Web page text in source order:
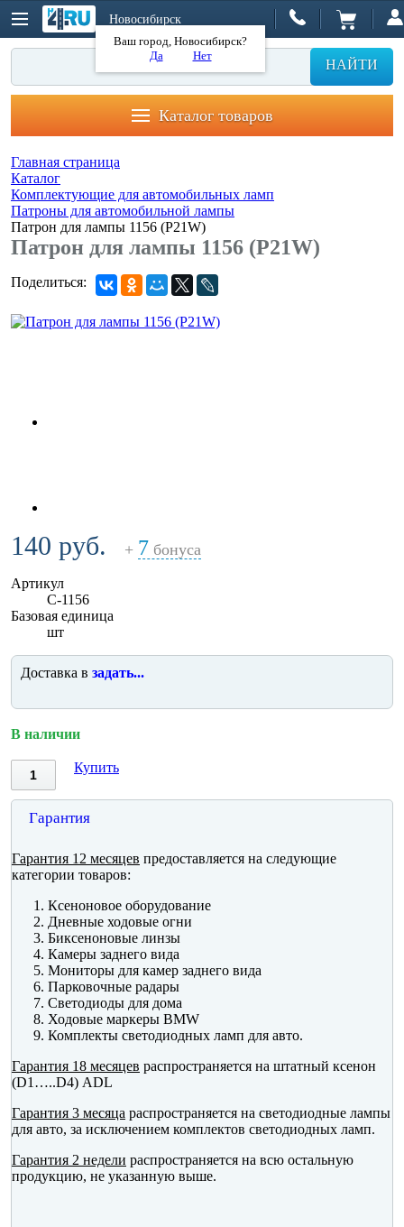
Новосибирск
Ваш город, Новосибирск?
Да
Нет
НАЙТИ
Каталог товаров
Главная страница
Каталог
Комплектующие для автомобильных ламп
Патроны для автомобильной лампы
Патрон для лампы 1156 (P21W)
Патрон для лампы 1156 (P21W)
Поделиться:
140 руб. + 7 бонуса
Артикул
C-1156
Базовая единица
шт
Доставка в задать...
В наличии
Купить
Гарантия
Гарантия 12 месяцев предоставляется на следующие
категории товаров:
Ксеноновое оборудование
Дневные ходовые огни
Биксеноновые линзы
Камеры заднего вида
Мониторы для камер заднего вида
Парковочные радары
Светодиоды для дома
Ходовые маркеры BMW
Комплекты светодиодных ламп для авто.
Гарантия 18 месяцев распространяется на штатный ксенон
(D1…..D4) ADL
Гарантия 3 месяца распространяется на светодиодные лампы
для авто, за исключением комплектов светодиодных ламп.
Гарантия 2 недели распространяется на всю остальную
продукцию, не указанную выше.